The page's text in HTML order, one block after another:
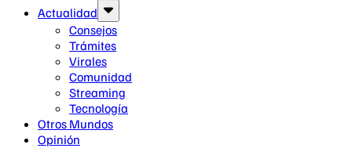
Actualidad
Consejos
Trámites
Virales
Comunidad
Streaming
Tecnología
Otros Mundos
Opinión